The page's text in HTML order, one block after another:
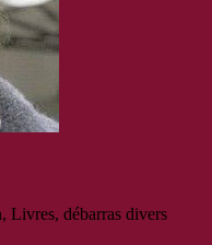
Livres, débarras divers